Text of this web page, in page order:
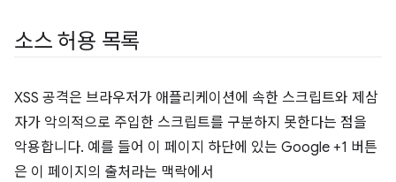
소스 허용 목록
XSS 공격은 브라우저가 애플리케이션에 속한 스크립트와 제삼
자가 악의적으로 주입한 스크립트를 구분하지 못한다는 점을
악용합니다. 예를 들어 이 페이지 하단에 있는 Google +1 버튼
은 이 페이지의 출처라는 맥락에서